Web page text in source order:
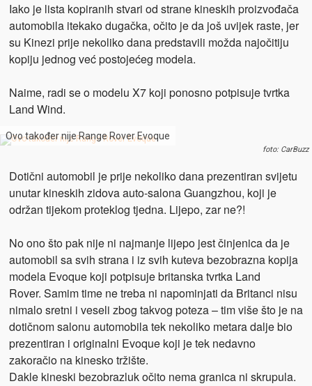
Iako je lista kopiranih stvari od strane kineskih proizvođača
automobila itekako dugačka, očito je da još uvijek raste, jer
su Kinezi prije nekoliko dana predstavili možda najočitiju
kopiju jednog već postojećeg modela.
Naime, radi se o modelu X7 koji ponosno potpisuje tvrtka
Land Wind.
Ovo također nije Range Rover Evoque
foto: CarBuzz
Dotični automobil je prije nekoliko dana prezentiran svijetu
unutar kineskih zidova auto-salona Guangzhou, koji je
održan tijekom proteklog tjedna. Lijepo, zar ne?!
No ono što pak nije ni najmanje lijepo jest činjenica da je
automobil sa svih strana i iz svih kuteva bezobrazna kopija
modela Evoque koji potpisuje britanska tvrtka Land
Rover. Samim time ne treba ni napominjati da Britanci nisu
nimalo sretni i veseli zbog takvog poteza – tim više što je na
dotičnom salonu automobila tek nekoliko metara dalje bio
prezentiran i originalni Evoque koji je tek nedavno
zakoračio na kinesko tržište.
Dakle kineski bezobrazluk očito nema granica ni skrupula.